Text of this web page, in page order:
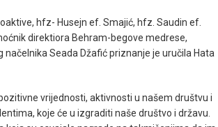
hfz- Husejn ef. Smajić, hfz. Saudin ef.
direktiora Behram-begove medrese,
načelnika Seada Džafić priznanje je uručila Hata
vrijednosti, aktivnosti u našem društvu i
koje će u izgraditi naše društvo i državu.